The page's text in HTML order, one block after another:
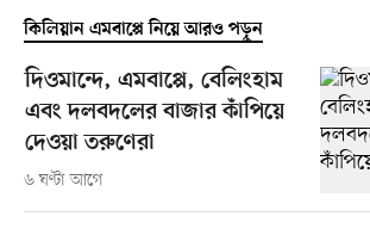
কিলিয়ান এমবাপ্পে নিয়ে আরও পড়ুন
দিওমান্দে, এমবাপ্পে, বেলিংহাম
এবং দলবদলের বাজার কাঁপিয়ে
দেওয়া তরুণেরা
৬ ঘণ্টা আগে